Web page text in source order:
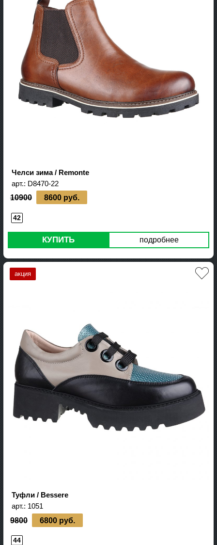
Челси зима / Remonte
арт.: D8470-22
10900 8600 руб.
42
подробнее
КУПИТЬ
Туфли / Bessere
арт.: 1051
9800 6800 руб.
44